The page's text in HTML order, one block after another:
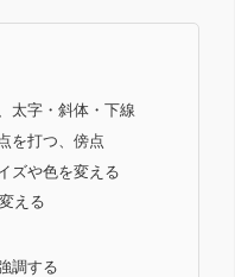
太字・斜体・下線
を打つ、傍点
ズや色を変える
える
調する